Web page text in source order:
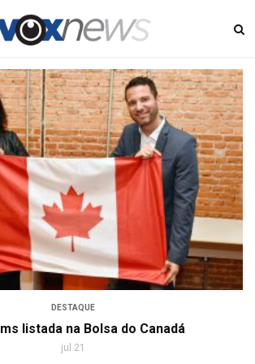
DESTAQUE
listada na Bolsa do Canadá
jul 21